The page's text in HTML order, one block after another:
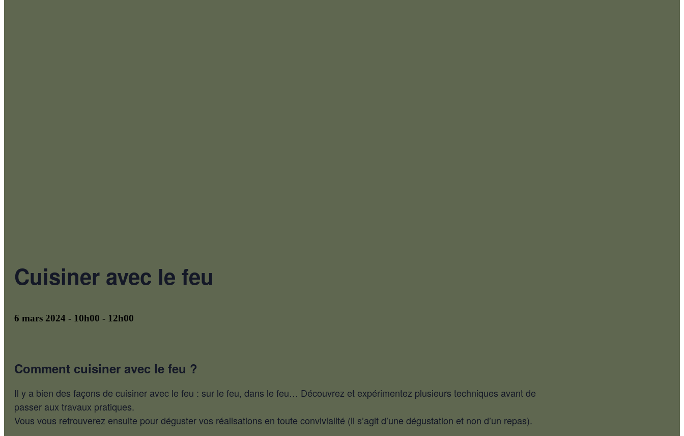
Cuisiner avec le feu
6 mars 2024 - 10h00 - 12h00
Comment cuisiner avec le feu ?
Il y a bien des façons de cuisiner avec le feu : sur le feu, dans le feu… Découvrez et expérimentez plusieurs techniques avant de
passer aux travaux pratiques.
Vous vous retrouverez ensuite pour déguster vos réalisations en toute convivialité (il s’agit d’une dégustation et non d’un repas).